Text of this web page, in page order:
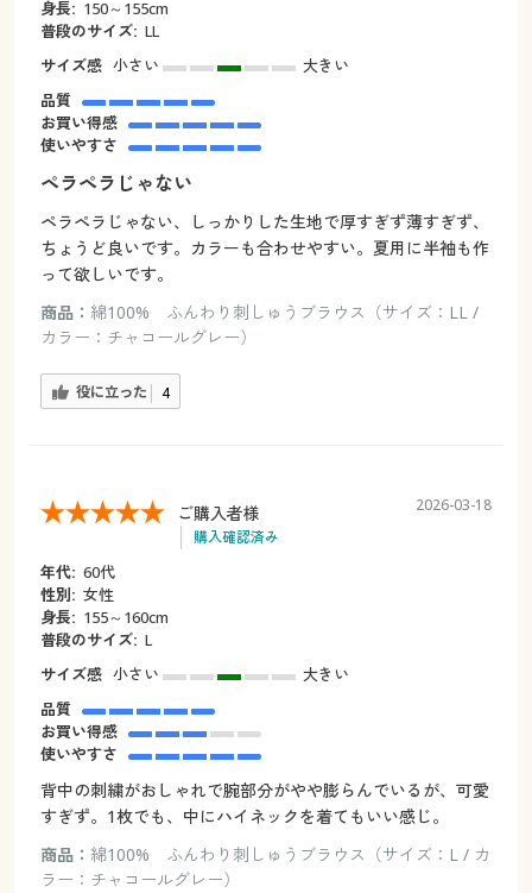
身長: 150～155cm
普段のサイズ: LL
サイズ感 小さい
大きい
品質
お買い得感
使いやすさ
ペラペラじゃない
ペラペラじゃない、しっかりした生地で厚すぎず薄すぎず、
ちょうど良いです。カラーも合わせやすい。夏用に半袖も作
って欲しいです。
商品： 綿100% ふんわり刺しゅうブラウス（サイズ：LL /
カラー：チャコールグレー）
役に立った 4
ご購入者様
購入確認済み
2026-03-18
年代: 60代
性別: 女性
身長: 155～160cm
普段のサイズ: L
サイズ感 小さい
大きい
品質
お買い得感
使いやすさ
背中の刺繍がおしゃれで腕部分がやや膨らんでいるが、可愛
すぎず。1枚でも、中にハイネックを着てもいい感じ。
商品： 綿100% ふんわり刺しゅうブラウス（サイズ：L / カ
ラー：チャコールグレー）